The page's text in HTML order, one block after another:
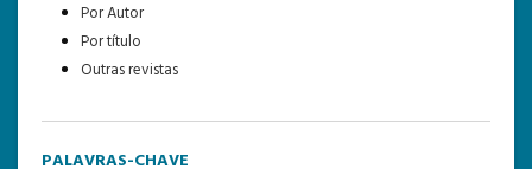
Por Autor
Por título
Outras revistas
PALAVRAS-CHAVE